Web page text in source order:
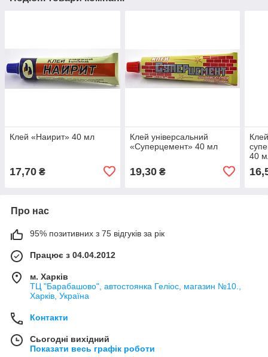
Клей «Наирит» 40 мл
17,70 ₴
Клей універсальний
«Суперцемент» 40 мл
19,30₴
40
Про нас
95% позитивних з 75 відгуків за рік
Працює з 04.04.2012
м. Харків
ТЦ "Барабашово", автостоянка Геліос, магазин №10.,
Харків, Україна
Контакти
Сьогодні вихідний
Показати весь графік роботи